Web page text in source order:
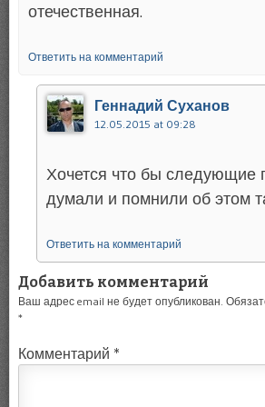
отечественная.
Ответить на комментарий
Геннадий Суханов
12.05.2015 at 09:28
Хочется что бы следующие
думали и помнили об этом
Ответить на комментарий
Добавить комментарий
Ваш адрес email не будет опубликован.
*
Комментарий *